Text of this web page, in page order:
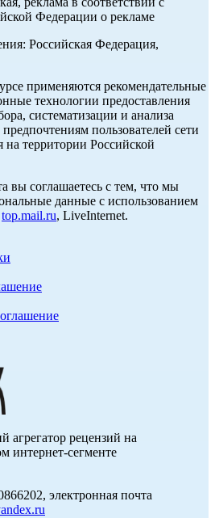
Федерации о рекламе
Российская Федерация,
применяются рекомендательные
технологии предоставления
систематизации и анализа
пользователей сети
территории Российской
вы соглашаетесь с тем, что мы
данные с использованием
top.mail.ru, LiveInternet.
агрегатор рецензий на
интернет-сегменте
электронная почта